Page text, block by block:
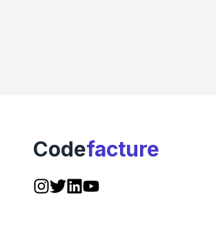
Codefacture